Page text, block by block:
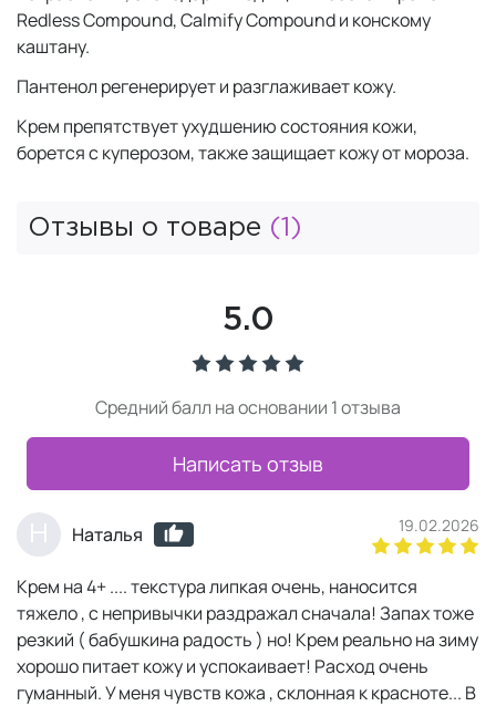
Redless Compound, Calmify Compound и конскому
каштану.
Пантенол регенерирует и разглаживает кожу.
Крем препятствует ухудшению состояния кожи,
борется с куперозом, также защищает кожу от мороза.
Отзывы о товаре (1)
5.0
Средний балл на основании 1 отзыва
Написать отзыв
Наталья 19.02.2026
Крем на 4+ .... текстура липкая очень, наносится
тяжело , с непривычки раздражал сначала! Запах тоже
резкий ( бабушкина радость ) но! Крем реально на зиму
хорошо питает кожу и успокаивает! Расход очень
гуманный. У меня чувств кожа , склонная к красноте... В